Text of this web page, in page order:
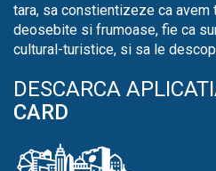
tara, sa constientizeze ca
deosebite si frumoase, fie ca
cultural-turistice, si sa le
DESCARCA
CARD